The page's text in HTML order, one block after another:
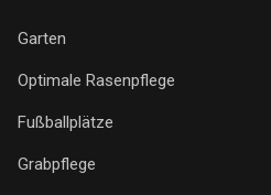
Garten
Optimale Rasenpflege
Fußballplätze
Grabpflege